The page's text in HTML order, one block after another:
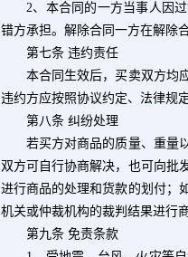
2、本合同的一方当事人因
错方承担。解除合同一方在解除
第七条 违约责任
本合同生效后，买卖双方均应
违约方应按照协议约定、法律规
第八条 纠纷处理
若买方对商品的质量、重量以
双方可自行协商解决，也可向批
进行商品的处理和货款的划付；
机关或仲裁机构的裁判结果进行
第九条 免责条款